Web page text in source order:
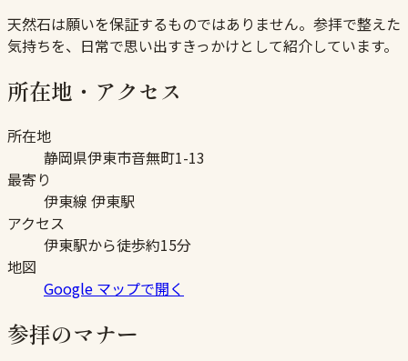
天然石は願いを保証するものではありません。参拝で整えた
気持ちを、日常で思い出すきっかけとして紹介しています。
所在地・アクセス
所在地
静岡県伊東市音無町1-13
最寄り
伊東線 伊東駅
アクセス
伊東駅から徒歩約15分
地図
Google マップで開く
参拝のマナー